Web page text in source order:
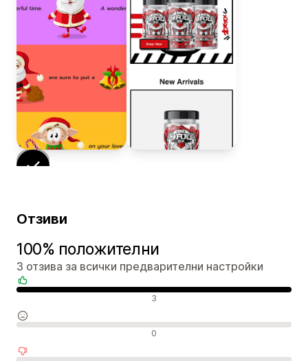
Отзиви
100% положителни
3 отзива за всички предварителни настройки
3
0